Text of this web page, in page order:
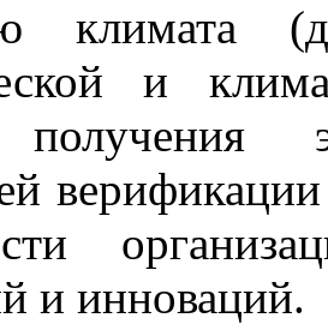
климата
и
получения
и инноваций.